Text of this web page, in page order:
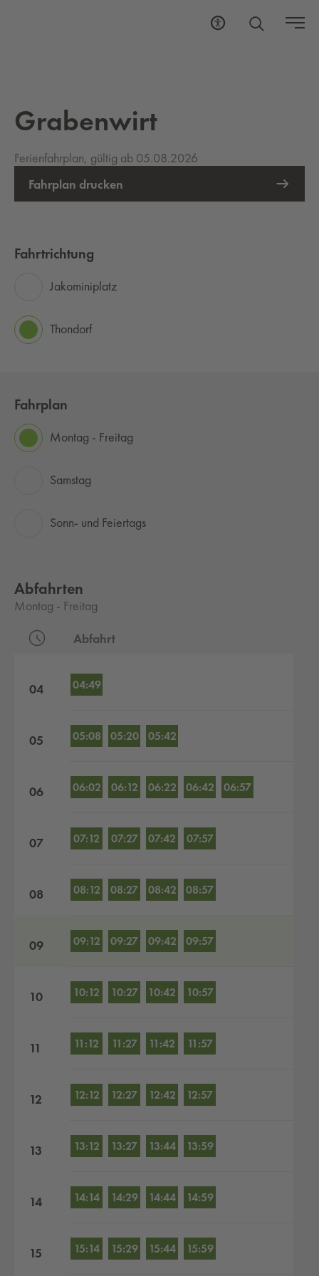
Grabenwirt
Ferienfahrplan, gültig ab 05.08.2026
Fahrplan drucken
Fahrtrichtung
Jakominiplatz
Thondorf
Fahrplan
Montag - Freitag
Samstag
Sonn- und Feiertags
Abfahrten
Montag - Freitag
Abfahrt
04 04:49
05 05:08 05:20 05:42
06 06:02 06:12 06:22 06:42 06:57
07 07:12 07:27 07:42 07:57
08 08:12 08:27 08:42 08:57
09 09:12 09:27 09:42 09:57
10 10:12 10:27 10:42 10:57
11 11:12 11:27 11:42 11:57
12 12:12 12:27 12:42 12:57
13 13:12 13:27 13:44 13:59
14 14:14 14:29 14:44 14:59
15 15:14 15:29 15:44 15:59